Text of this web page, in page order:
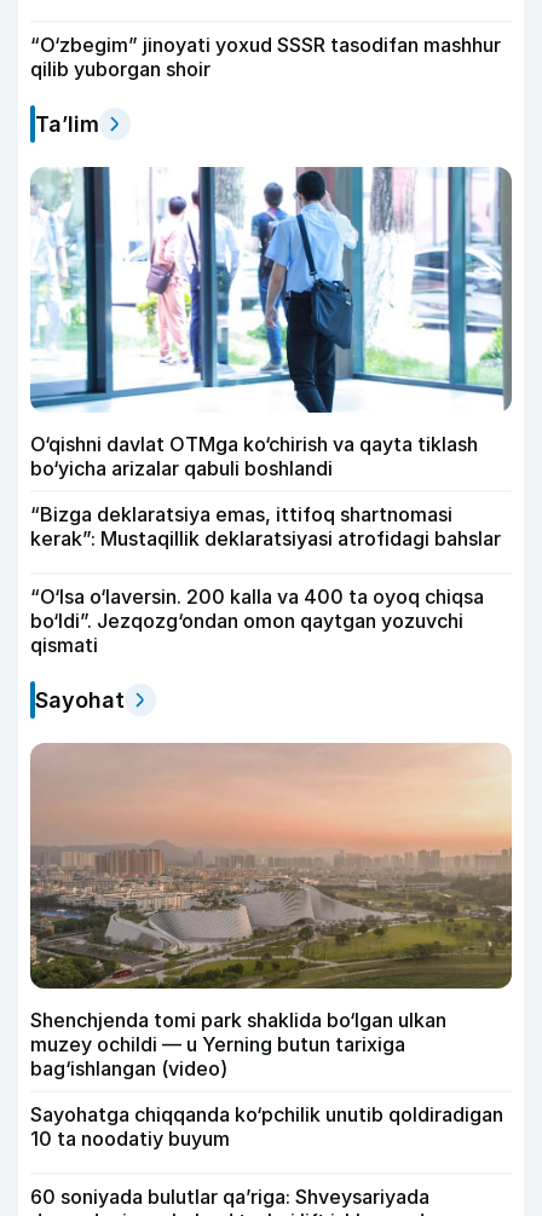
“O‘zbegim” jinoyati yoxud SSSR tasodifan mashhur
qilib yuborgan shoir
Ta’lim
O‘qishni davlat OTMga ko‘chirish va qayta tiklash
bo‘yicha arizalar qabuli boshlandi
“Bizga deklaratsiya emas, ittifoq shartnomasi
kerak”: Mustaqillik deklaratsiyasi atrofidagi bahslar
“O‘lsa o‘laversin. 200 kalla va 400 ta oyoq chiqsa
bo‘ldi”. Jezqozg‘ondan omon qaytgan yozuvchi
qismati
Sayohat
Shenchjenda tomi park shaklida bo‘lgan ulkan
muzey ochildi — u Yerning butun tarixiga
bag‘ishlangan (video)
Sayohatga chiqqanda ko‘pchilik unutib qoldiradigan
10 ta noodatiy buyum
60 soniyada bulutlar qa’riga: Shveysariyada